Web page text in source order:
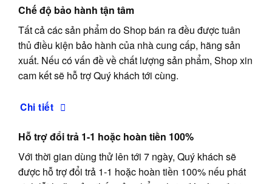
Chế độ bảo hành tận tâm
Tất cả các sản phẩm do Shop bán ra đều được tuân
thủ điều kiện bảo hành của nhà cung cấp, hãng sản
xuất. Nếu có vấn đề về chất lượng sản phẩm, Shop xin
cam kết sẽ hỗ trợ Quý khách tới cùng.
Chi tiết
Hỗ trợ đổi trả 1-1 hoặc hoàn tiền 100%
Với thời gian dùng thử lên tới 7 ngày, Quý khách sẽ
được hỗ trợ đổi trả 1-1 hoặc hoàn tiền 100% nếu phát